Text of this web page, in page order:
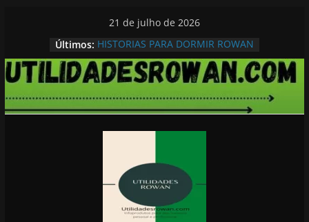
conteúdo
21 de julho de 2026
Últimos: HISTORIAS PARA DORMIR ROWAN